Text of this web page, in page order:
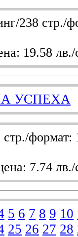
238 стр./
19.58 лв./
УСПЕХА
7.74 лв./
5 6 7 8 9 10
25 26 27 28